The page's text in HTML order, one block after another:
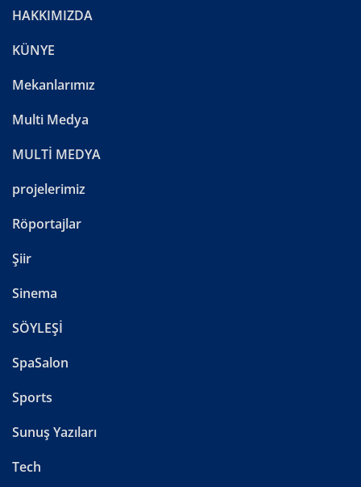
HAKKIMIZDA
KÜNYE
Mekanlarımız
Multi Medya
MULTİ MEDYA
projelerimiz
Röportajlar
Şiir
Sinema
SÖYLEŞİ
SpaSalon
Sports
Sunuş Yazıları
Tech